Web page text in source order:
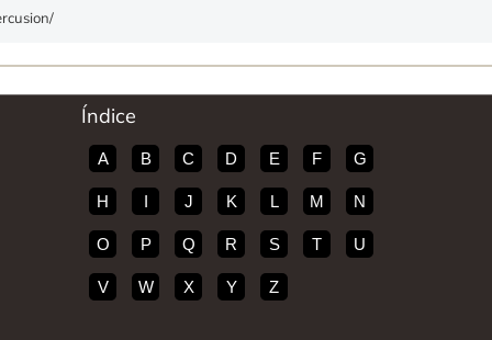
Índice
A B C D E F G
H I J K L M N
O P Q R S T U
V W X Y Z